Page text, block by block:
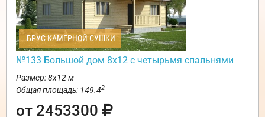
БРУС КАМЕРНОЙ СУШКИ
№133 Большой дом 8х12 с четырьмя спальнями
Размер: 8х12 м
Общая площадь: 149.42
от 2453300